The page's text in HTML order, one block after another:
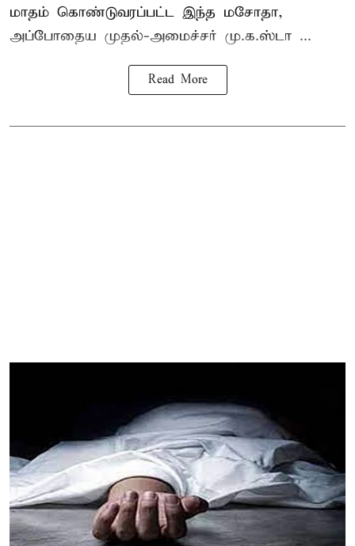
மாதம் கொண்டுவரப்பட்ட இந்த மசோதா,
அப்போதைய முதல்-அமைச்சர் மு.க.ஸ்டா ...
Read More